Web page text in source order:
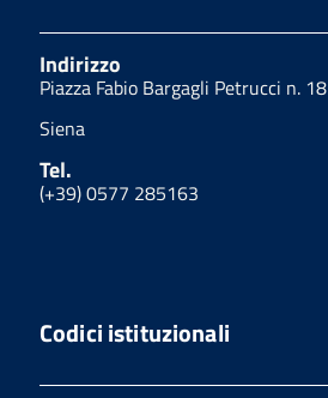
Indirizzo
Piazza Fabio Bargagli Petrucci n. 18
Siena
Tel.
(+39) 0577 285163
Codici istituzionali